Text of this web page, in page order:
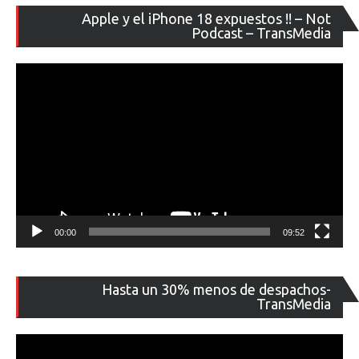
Apple y el iPhone 18 expuestos !! – Not
Podcast – TransMedia
de
00:00 09:52
Hasta un 30% menos de despachos-
TransMedia
de